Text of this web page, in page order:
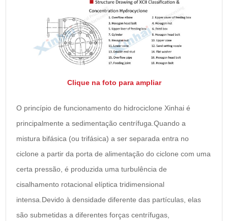
Clique na foto para ampliar
O princípio de funcionamento do hidrociclone Xinhai é
principalmente a sedimentação centrífuga.Quando a
mistura bifásica (ou trifásica) a ser separada entra no
ciclone a partir da porta de alimentação do ciclone com uma
certa pressão, é produzida uma turbulência de
cisalhamento rotacional elíptica tridimensional
intensa.Devido à densidade diferente das partículas, elas
são submetidas a diferentes forças centrífugas,